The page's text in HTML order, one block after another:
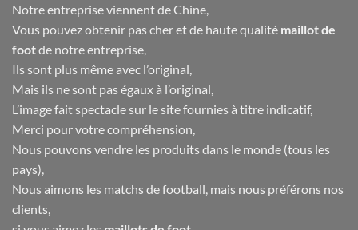
Notre entreprise viennent de Chine,
Vous pouvez obtenir pas cher et de haute qualité maillot de
footde notre entreprise,
Ils sont plus même avec l’original,
Mais ils ne sont pas égaux à l’original,
L’image fait spectacle sur le site fournies à titre indicatif,
Merci pour votre compréhension,
Nous pouvons vendre les produits dans le monde (tous les
pays),
Nous aimons les matchs de football, mais nous préférons nos
clients,